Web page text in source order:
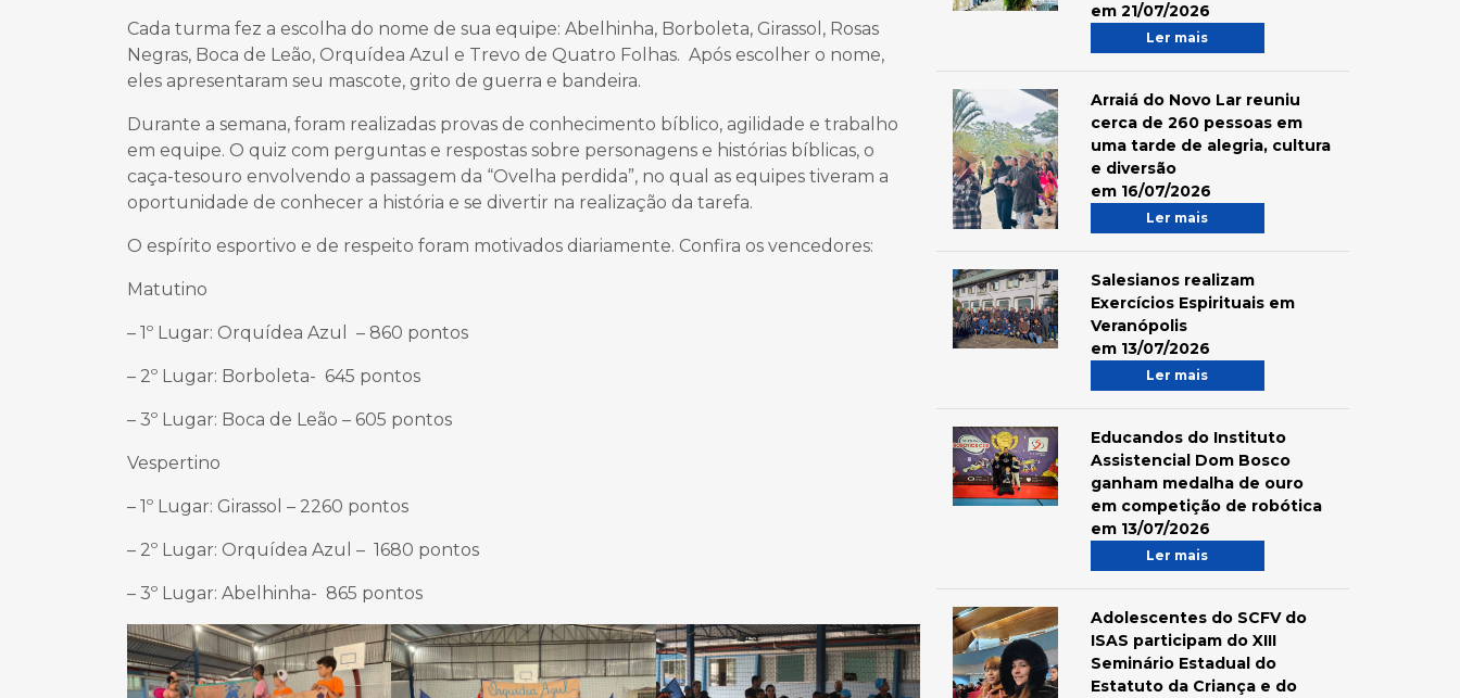
Cada turma fez a escolha do nome de sua equipe: Abelhinha, Borboleta, Girassol, Rosas
Negras, Boca de Leão, Orquídea Azul e Trevo de Quatro Folhas. Após escolher o nome,
eles apresentaram seu mascote, grito de guerra e bandeira.
Durante a semana, foram realizadas provas de conhecimento bíblico, agilidade e trabalho
em equipe. O quiz com perguntas e respostas sobre personagens e histórias bíblicas, o
caça-tesouro envolvendo a passagem da “Ovelha perdida”, no qual as equipes tiveram a
oportunidade de conhecer a história e se divertir na realização da tarefa.
O espírito esportivo e de respeito foram motivados diariamente. Confira os vencedores:
Matutino
– 1º Lugar: Orquídea Azul – 860 pontos
– 2º Lugar: Borboleta- 645 pontos
– 3º Lugar: Boca de Leão – 605 pontos
Vespertino
– 1º Lugar: Girassol – 2260 pontos
– 2º Lugar: Orquídea Azul – 1680 pontos
– 3º Lugar: Abelhinha- 865 pontos
em 21/07/2026
Ler mais
Arraiá do Novo Lar reuniu
cerca de 260 pessoas em
uma tarde de alegria, cultura
e diversão
em 16/07/2026
Ler mais
Salesianos realizam
Exercícios Espirituais em
Veranópolis
em 13/07/2026
Ler mais
Educandos do Instituto
Assistencial Dom Bosco
ganham medalha de ouro
em competição de robótica
em 13/07/2026
Ler mais
Adolescentes do SCFV do
ISAS participam do XIII
Seminário Estadual do
Estatuto da Criança e do